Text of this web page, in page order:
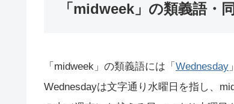
「midweek」の類義語・
「midweek」の類義語には「 Wednesday
Wednesdayは文字通り水曜日を指し、